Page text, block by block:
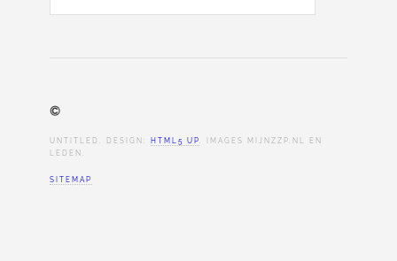
©
UNTITLED. DESIGN: HTML5 UP . IMAGES MIJNZZP.NL EN
LEDEN.
SITEMAP